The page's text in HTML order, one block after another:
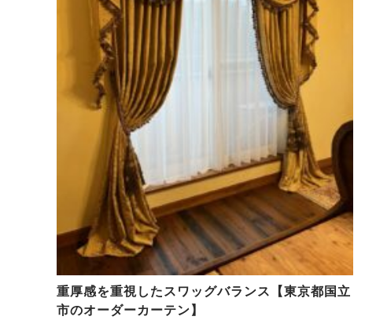
重厚感を重視したスワッグバランス【東京都国立
市のオーダーカーテン】